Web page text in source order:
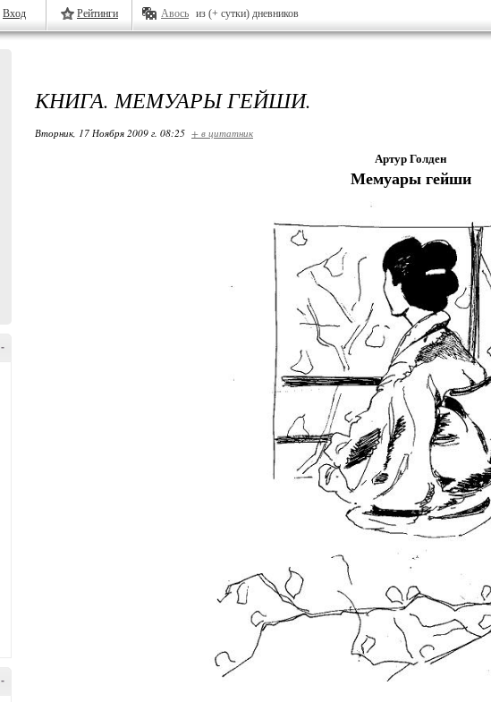
Вход Рейтинги Авось из (+ сутки) дневников
-
-
КНИГА. МЕМУАРЫ ГЕЙШИ.
Вторник, 17 Ноября 2009 г. 08:25 + в цитатник
Артур Голден
Мемуары гейши